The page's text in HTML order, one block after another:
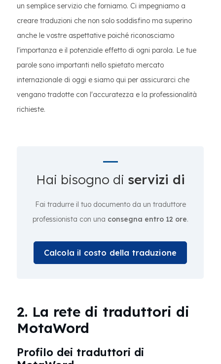
un semplice servizio che forniamo. Ci impegniamo a
creare traduzioni che non solo soddisfino ma superino
anche le vostre aspettative poiché riconosciamo
l'importanza e il potenziale effetto di ogni parola. Le tue
parole sono importanti nello spietato mercato
internazionale di oggi e siamo qui per assicurarci che
vengano tradotte con l'accuratezza e la professionalità
richieste.
Hai bisogno di servizi di
Fai tradurre il tuo documento da un traduttore
professionista con una consegna entro 12 ore.
Calcola il costo della traduzione
2. La rete di traduttori di
MotaWord
Profilo dei traduttori di